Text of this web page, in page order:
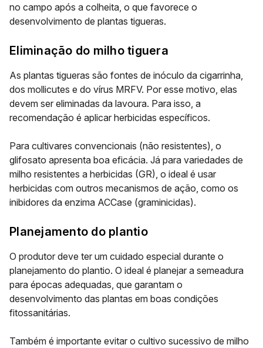
no campo após a colheita, o que favorece o
desenvolvimento de plantas tigueras.
Eliminação do milho tiguera
As plantas tigueras são fontes de inóculo da cigarrinha,
dos mollicutes e do vírus MRFV. Por esse motivo, elas
devem ser eliminadas da lavoura. Para isso, a
recomendação é aplicar herbicidas específicos.
Para cultivares convencionais (não resistentes), o
glifosato apresenta boa eficácia. Já para variedades de
milho resistentes a herbicidas (GR), o ideal é usar
herbicidas com outros mecanismos de ação, como os
inibidores da enzima ACCase (graminicidas).
Planejamento do plantio
O produtor deve ter um cuidado especial durante o
planejamento do plantio. O ideal é planejar a semeadura
para épocas adequadas, que garantam o
desenvolvimento das plantas em boas condições
fitossanitárias.
Também é importante evitar o cultivo sucessivo de milho